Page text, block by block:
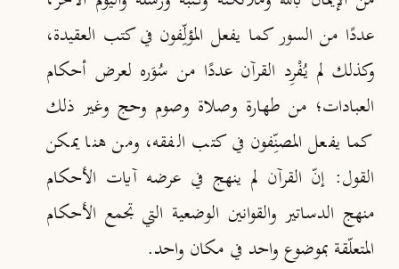
عددًا من السور كما يفعل المؤلِّفون في كتب العقيدة،
وكذلك لم يُفْرِد القرآن عددًا من سُوَره لعرض أحكام
العبادات؛ من طهارة وصلاة وصوم وحج وغير ذلك
كما يفعل المصنِّفون في كتب الفقه، ومن هنا يمكن
القول: إنّ القرآن لم ينهج في عرضه آيات الأحكام
منهج الدساتير والقوانين الوضعية التي تجمع الأحكام
المتعلّقة بموضوع واحد في مكان واحد.